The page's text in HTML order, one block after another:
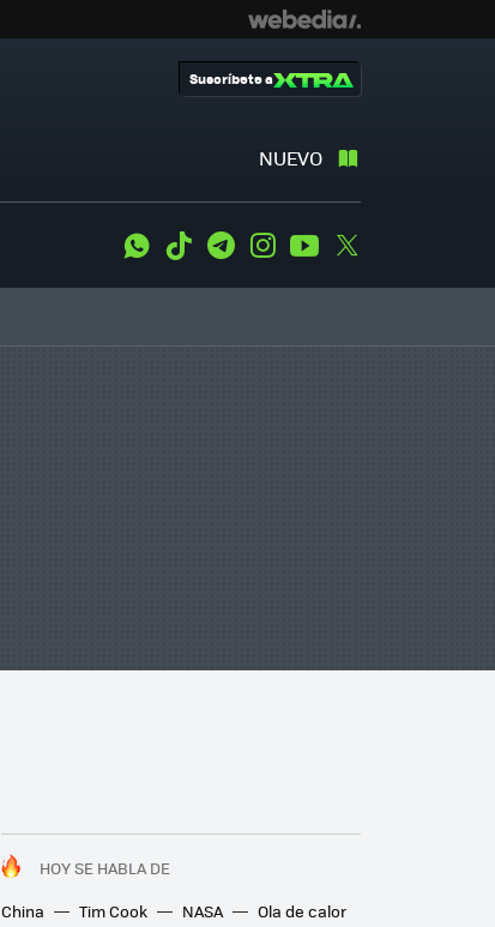
NUEVO
Suscríbete a
WhatsApp
Tiktok TelegramInstagramYoutube
HOY SE HABLA DE
China
Tim Cook NASA
Ola de calor